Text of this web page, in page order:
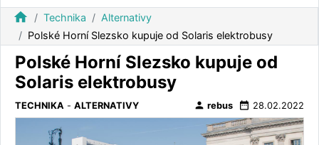
home Technika
Alternativy
Polské Horní Slezsko kupuje od Solaris elektrobusy
Polské Horní Slezsko kupuje od
Solaris elektrobusy
TECHNIKA - ALTERNATIVY person rebus date_range 28.02.2022